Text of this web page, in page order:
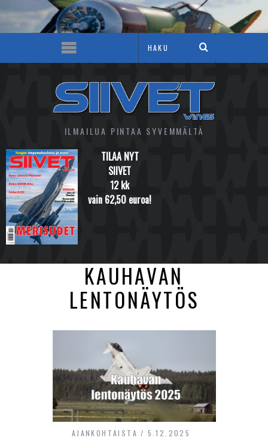
ILMAILUA PINTAA SYVEMMÄLTÄ
TILAA NYT
SIIVET
12 kk
vain 62,50 euroa!
KAUHAVAN
LENTONÄYTÖS
AJANKOHTAISTA 5.12.2025